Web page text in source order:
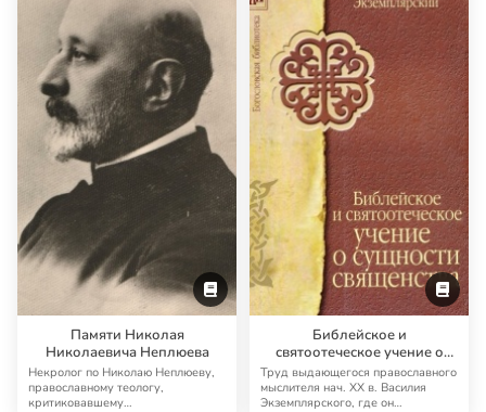
Памяти Николая
Николаевича Неплюева
Некролог по Николаю Неплюеву,
православному теологу,
критиковавшему
Библейское и
святоотеческое учение о
сущности священства
Труд выдающегося православного
мыслителя нач. XX в. Василия
Экземплярского, где он